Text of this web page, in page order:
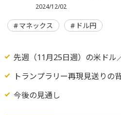
2024/12/02
マネックス ドル円
先週（11月25日週）の米ドル
トランプラリー再現見送りの
今後の見通し